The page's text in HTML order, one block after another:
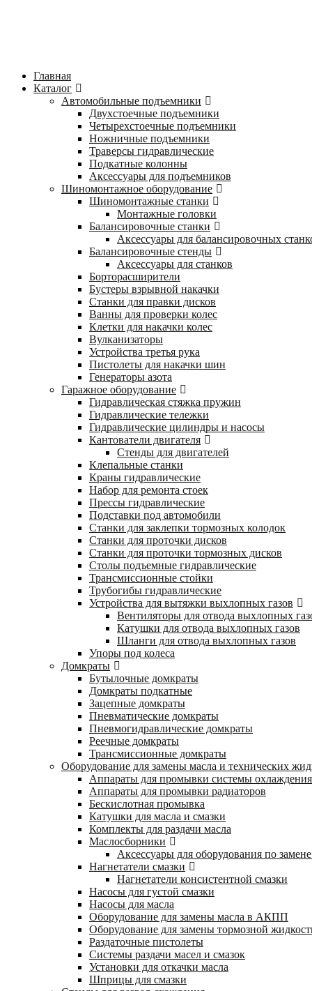
Главная
Каталог
Автомобильные подъемники
Двухстоечные подъемники
Четырехстоечные подъемники
Ножничные подъемники
Траверсы гидравлические
Подкатные колонны
Аксессуары для подъемников
Шиномонтажное оборудование
Шиномонтажные станки
Монтажные головки
Балансировочные станки
Аксессуары для балансировочных
Балансировочные стенды
Аксессуары для станков
Борторасширители
Бустеры взрывной накачки
Станки для правки дисков
Ванны для проверки колес
Клетки для накачки колес
Вулканизаторы
Устройства третья рука
Пистолеты для накачки шин
Генераторы азота
Гаражное оборудование
Гидравлическая стяжка пружин
Гидравлические тележки
Гидравлические цилиндры и насосы
Кантователи двигателя
Стенды для двигателей
Клепальные станки
Краны гидравлические
Набор для ремонта стоек
Прессы гидравлические
Подставки под автомобили
Станки для заклепки тормозных колодок
Станки для проточки дисков
Станки для проточки тормозных дисков
Столы подъемные гидравлические
Трансмиссионные стойки
Трубогибы гидравлические
Устройства для вытяжки выхлопных газов
Вентиляторы для отвода выхлопных
Катушки для отвода выхлопных газов
Шланги для отвода выхлопных газов
Упоры под колеса
Домкраты
Бутылочные домкраты
Домкраты подкатные
Зацепные домкраты
Пневматические домкраты
Пневмогидравлические домкраты
Реечные домкраты
Трансмиссионные домкраты
Оборудование для замены масла и технических
Аппараты для промывки системы охлаждения
Аппараты для промывки радиаторов
Бескислотная промывка
Катушки для масла и смазки
Комплекты для раздачи масла
Маслосборники
Аксессуары для оборудования по
Нагнетатели смазки
Нагнетатели консистентной смазки
Насосы для густой смазки
Насосы для масла
Оборудование для замены масла в АКПП
Оборудование для замены тормозной
Раздаточные пистолеты
Системы раздачи масел и смазок
Установки для откачки масла
Шприцы для смазки